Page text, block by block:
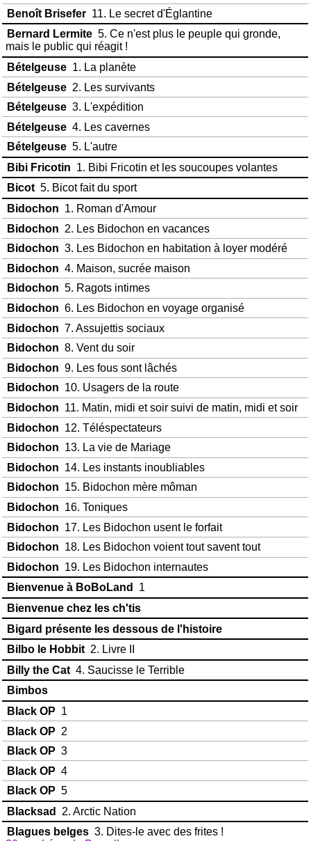
Benoît Brisefer11. Le secret d'Églantine
Bernard Lermite5. Ce n'est plus le peuple qui gronde,
mais le public qui réagit !
Bételgeuse1. La planète
Bételgeuse2. Les survivants
Bételgeuse3. L'expédition
Bételgeuse4. Les cavernes
Bételgeuse5. L'autre
Bibi Fricotin 1. Bibi Fricotin et les soucoupes volantes
Bicot5. Bicot fait du sport
Bidochon 1. Roman d'Amour
Bidochon 2. Les Bidochon en vacances
Bidochon 3. Les Bidochon en habitation à loyer modéré
Bidochon 4. Maison, sucrée maison
Bidochon 5. Ragots intimes
Bidochon 6. Les Bidochon en voyage organisé
Bidochon 7. Assujettis sociaux
Bidochon 8. Vent du soir
Bidochon 9. Les fous sont lâchés
Bidochon 10. Usagers de la route
Bidochon 11. Matin, midi et soir suivi de matin, midi et soir
Bidochon 12. Téléspectateurs
Bidochon 13. La vie de Mariage
Bidochon 14. Les instants inoubliables
Bidochon 15. Bidochon mère môman
Bidochon 16. Toniques
Bidochon 17. Les Bidochon usent le forfait
Bidochon 18. Les Bidochon voient tout savent tout
Bidochon 19. Les Bidochon internautes
Bienvenue à BoBoLand
1
Bienvenue chez les ch'tis
Bigard présente les dessous de l'histoire
Bilbo le Hobbit2. Livre II
Billy the Cat4. Saucisse le Terrible
Bimbos
Black OP 1
Black OP 2
Black OP 3
Black OP 4
Black OP 5
Blacksad
2. Arctic Nation
Blagues belges3. Dites-le avec des frites !